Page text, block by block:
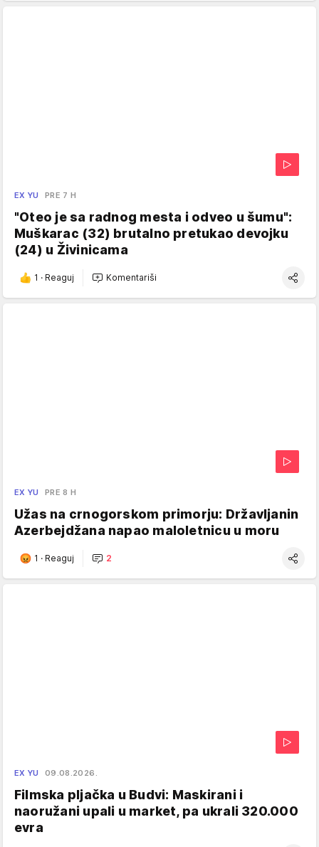
EX YU PRE 7 H
"Oteo je sa radnog mesta i odveo u šumu":
Muškarac (32) brutalno pretukao devojku
(24) u Živinicama
1 · Reaguj Komentariši
EX YU PRE 8 H
Užas na crnogorskom primorju: Državljanin
Azerbejdžana napao maloletnicu u moru
1 · Reaguj 2
EX YU 09.08.2026.
Filmska pljačka u Budvi: Maskirani i
naoružani upali u market, pa ukrali 320.000
evra